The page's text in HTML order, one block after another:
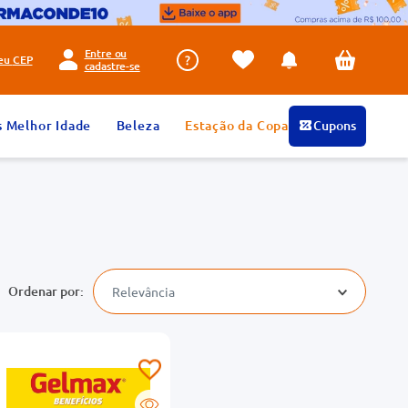
CEP
Entre ou
cadastre-se
Melhor Idade Beleza Estação da Copa Cupons
Relevância